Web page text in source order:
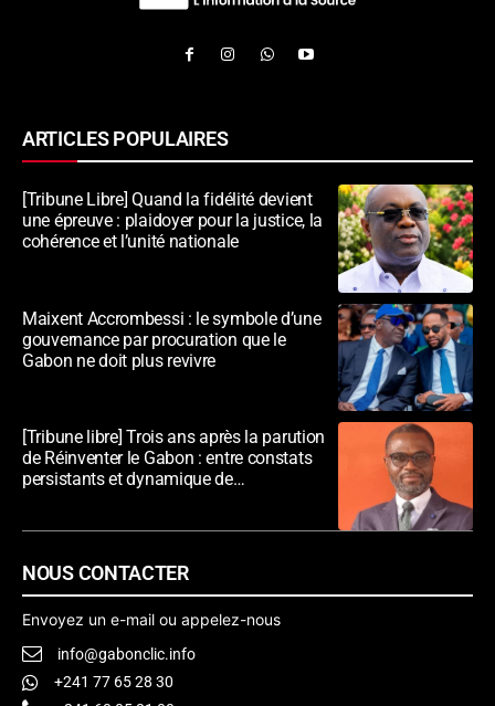
ARTICLES POPULAIRES
[Tribune Libre] Quand la fidélité devient
une épreuve : plaidoyer pour la justice, la
cohérence et l’unité nationale
Maixent Accrombessi : le symbole d’une
gouvernance par procuration que le
Gabon ne doit plus revivre
[Tribune libre] Trois ans après la parution
de Réinventer le Gabon : entre constats
persistants et dynamique de
NOUS CONTACTER
Envoyez un e-mail ou appelez-nous
info@gabonclic.info
+241 77 65 28 30